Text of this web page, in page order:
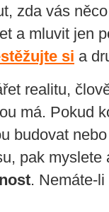
zda vás
a mluvit jen
si a
realitu,
má. Pokud
budovat
pak
. Nemáte-